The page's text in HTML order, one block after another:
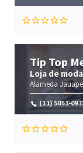
Tip Top
Loja de
Alameda
(11) 5051-